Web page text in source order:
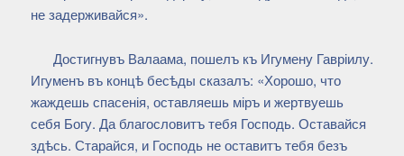
не задерживайся».
Достигнувъ Валаама, пошелъ къ Игумену Гавріилу.
Игуменъ въ концѣ бесѣды сказалъ: «Хорошо, что
жаждешь спасенія, оставляешь міръ и жертвуешь
себя Богу. Да благословитъ тебя Господь. Оставайся
здѣсь. Старайся, и Господь не оставитъ тебя безъ